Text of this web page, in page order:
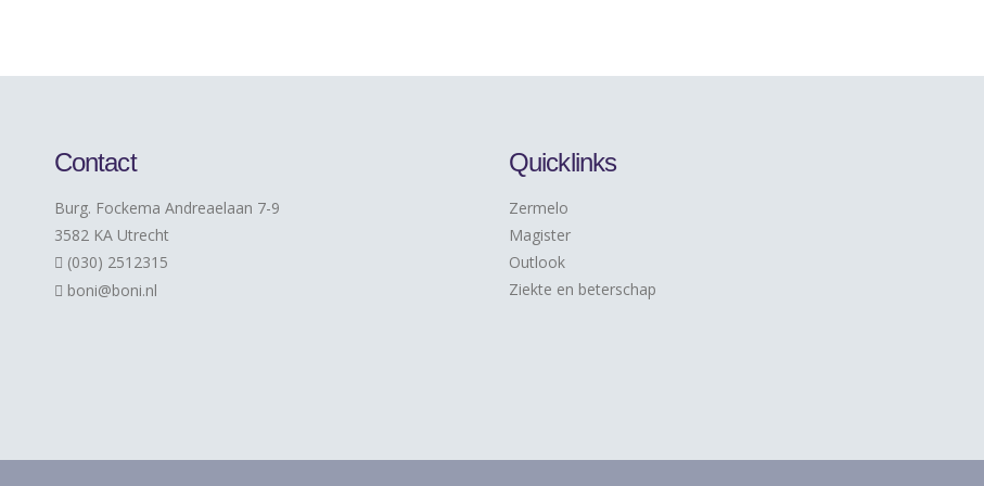
Contact
Burg. Fockema Andreaelaan 7-9
3582 KA Utrecht
(030) 2512315
boni@boni.nl
Quicklinks
Zermelo
Magister
Outlook
Ziekte en beterschap